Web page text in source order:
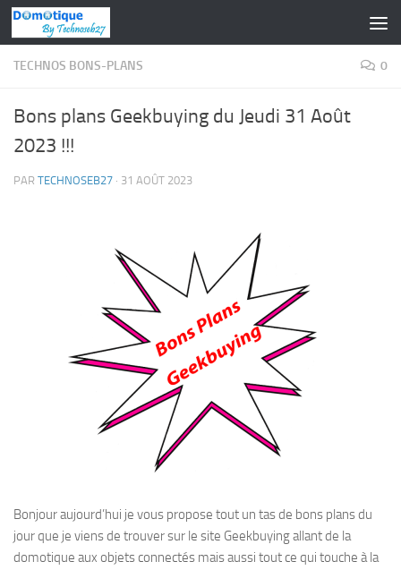
Skip to content
TECHNOS BONS-PLANS 0
Bons plans Geekbuying du Jeudi 31 Août
2023 !!!
PAR TECHNOSEB27 · 31 AOÛT 2023
Bonjour aujourd’hui je vous propose tout un tas de bons plans du
jour que je viens de trouver sur le site Geekbuying allant de la
domotique aux objets connectés mais aussi tout ce qui touche à la